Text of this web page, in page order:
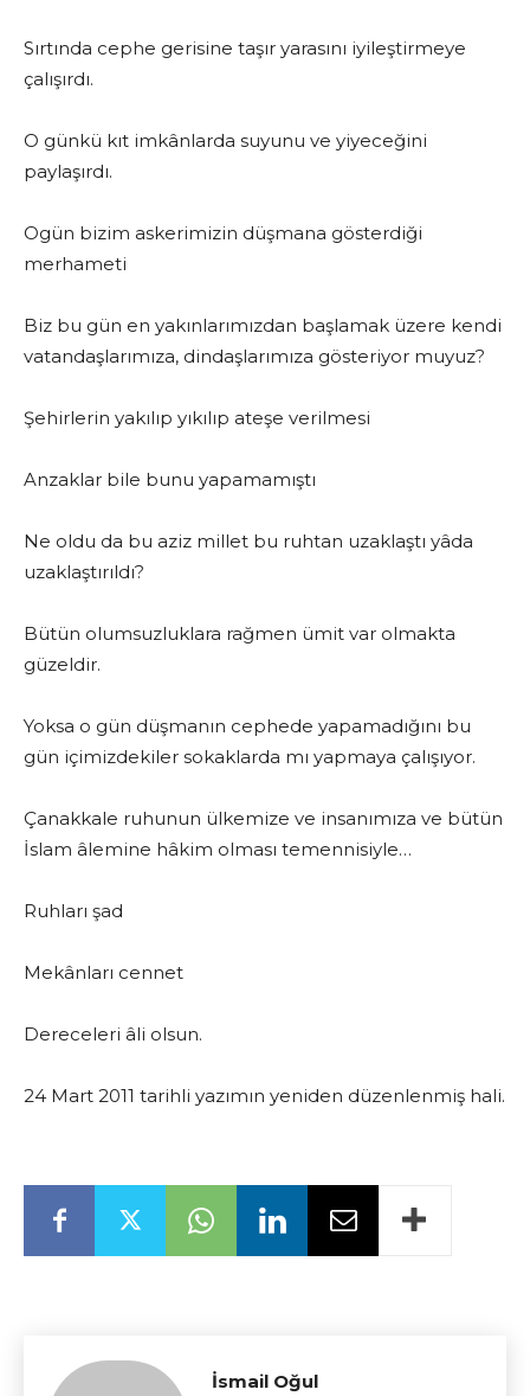
Sırtında cephe gerisine taşır yarasını iyileştirmeye
çalışırdı.
O günkü kıt imkânlarda suyunu ve yiyeceğini
paylaşırdı.
Ogün bizim askerimizin düşmana gösterdiği
merhameti
Biz bu gün en yakınlarımızdan başlamak üzere kendi
vatandaşlarımıza, dindaşlarımıza gösteriyor muyuz?
Şehirlerin yakılıp yıkılıp ateşe verilmesi
Anzaklar bile bunu yapamamıştı
Ne oldu da bu aziz millet bu ruhtan uzaklaştı yâda
uzaklaştırıldı?
Bütün olumsuzluklara rağmen ümit var olmakta
güzeldir.
Yoksa o gün düşmanın cephede yapamadığını bu
gün içimizdekiler sokaklarda mı yapmaya çalışıyor.
Çanakkale ruhunun ülkemize ve insanımıza ve bütün
İslam âlemine hâkim olması temennisiyle…
Ruhları şad
Mekânları cennet
Dereceleri âli olsun.
24 Mart 2011 tarihli yazımın yeniden düzenlenmiş hali.
İsmail Oğul